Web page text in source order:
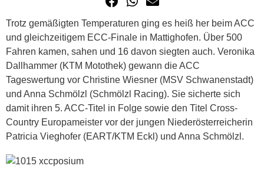
Trotz gemäßigten Temperaturen ging es heiß her beim ACC
und gleichzeitigem ECC-Finale in Mattighofen. Über 500
Fahren kamen, sahen und 16 davon siegten auch. Veronika
Dallhammer (KTM Motothek) gewann die ACC
Tageswertung vor Christine Wiesner (MSV Schwanenstadt)
und Anna Schmölzl (Schmölzl Racing). Sie sicherte sich
damit ihren 5. ACC-Titel in Folge sowie den Titel Cross-
Country Europameister vor der jungen Niederösterreicherin
Patricia Vieghofer (EART/KTM Eckl) und Anna Schmölzl.